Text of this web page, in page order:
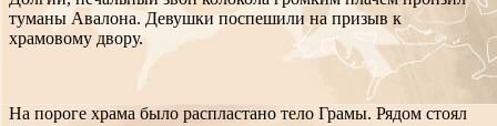
туманы Авалона. Девушки поспешили на призыв к
храмовому двору.
На пороге храма было распластано тело Грамы. Рядом стоял